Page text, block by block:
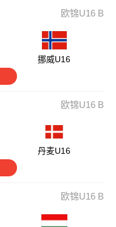
欧锦U16 B
挪威U16
欧锦U16 B
丹麦U16
欧锦U16 B